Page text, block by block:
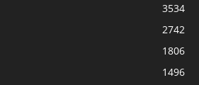
3534
2742
1806
1496